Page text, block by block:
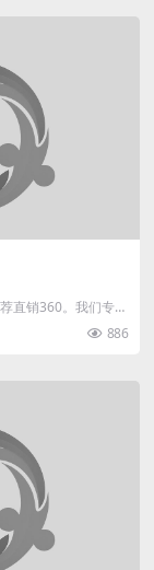
直销360。我们专业
...
886